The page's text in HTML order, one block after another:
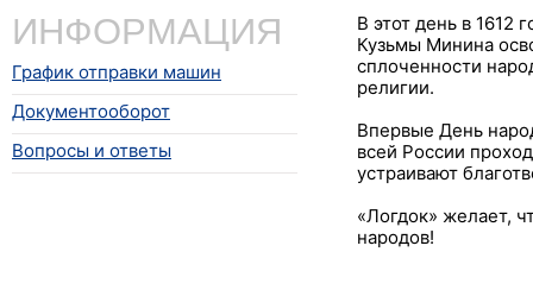
ИНФОРМАЦИЯ
График отправки машин
Документооборот
Вопросы и ответы
В этот день в 1612
Кузьмы Минина
сплоченности
религии.
Впервые День
всей России
устраивают
«Логдок» желает,
народов!